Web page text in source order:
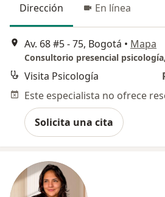
Dirección En línea
Av. 68 #5 - 75, Bogotá • Mapa
Consultorio presencial
Visita Psicología
Solicita una cita